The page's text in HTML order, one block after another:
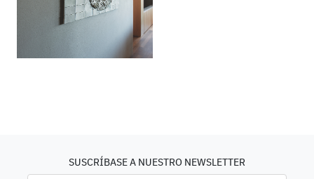
SUSCRÍBASE A NUESTRO NEWSLETTER